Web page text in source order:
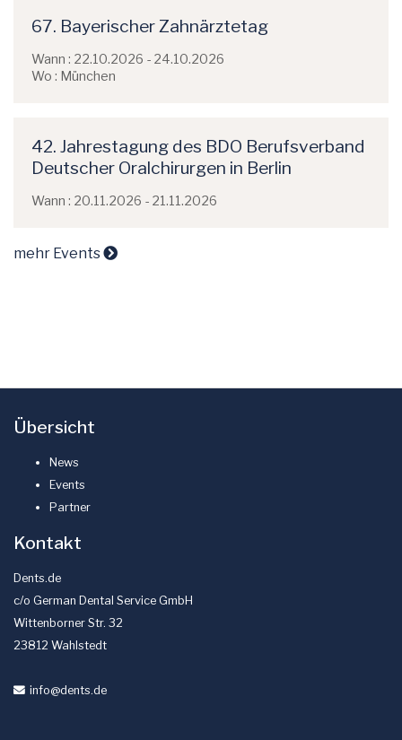
67. Bayerischer Zahnärztetag
Wann : 22.10.2026 - 24.10.2026
Wo : München
42. Jahrestagung des BDO Berufsverband
Deutscher Oralchirurgen in Berlin
Wann : 20.11.2026 - 21.11.2026
mehr Events
Übersicht
News
Events
Partner
Kontakt
Dents.de
c/o German Dental Service GmbH
Wittenborner Str. 32
23812 Wahlstedt
info@dents.de